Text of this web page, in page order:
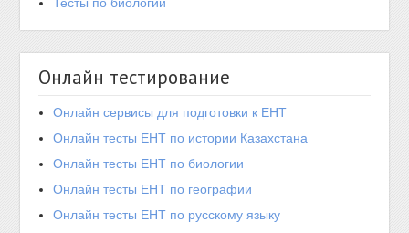
Онлайн тестирование
Онлайн сервисы для подготовки к ЕНТ
Онлайн тесты ЕНТ по истории Казахстана
Онлайн тесты ЕНТ по биологии
Онлайн тесты ЕНТ по географии
Онлайн тесты ЕНТ по русскому языку